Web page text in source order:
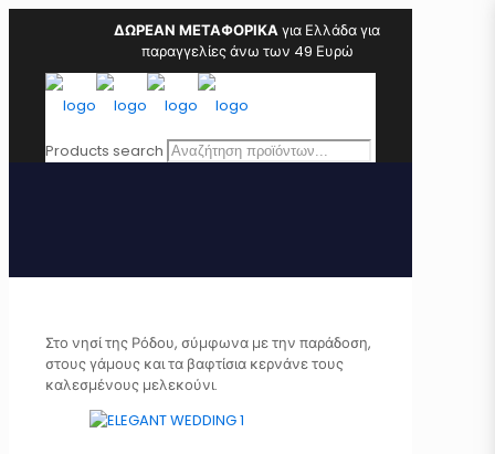
ΔΩΡΕΑΝ ΜΕΤΑΦΟΡΙΚΑγια Ελλάδα για
παραγγελίες άνω των 49 Ευρώ
Products search
Στο νησί της Ρόδου, σύμφωνα με την παράδοση,
στους γάμους και τα βαφτίσια κερνάνε τους
καλεσμένους μελεκούνι.